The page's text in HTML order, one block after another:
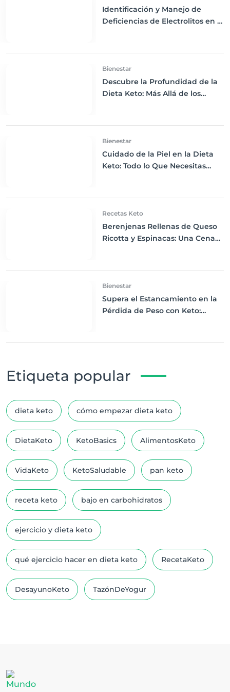
Identificación y Manejo de
Deficiencias de Electrolitos en la
Bienestar
Descubre la Profundidad de la
Dieta Keto: Más Allá de los
Bienestar
Cuidado de la Piel en la Dieta
Keto: Todo lo Que Necesitas
Recetas Keto
Berenjenas Rellenas de Queso
Ricotta y Espinacas: Una Cena
Bienestar
Supera el Estancamiento en la
Pérdida de Peso con Keto:
Etiqueta popular
dieta keto cómo empezar dieta keto
DietaKeto KetoBasics AlimentosKeto
VidaKeto KetoSaludable pan keto
receta keto bajo en carbohidratos
ejercicio y dieta keto
qué ejercicio hacer en dieta keto RecetaKeto
DesayunoKeto TazónDeYogur